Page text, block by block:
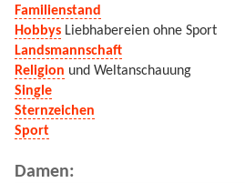
Familienstand
Hobbys Liebhabereien ohne Sport
Landsmannschaft
Religion und Weltanschauung
Single
Sternzeichen
Sport
Damen: